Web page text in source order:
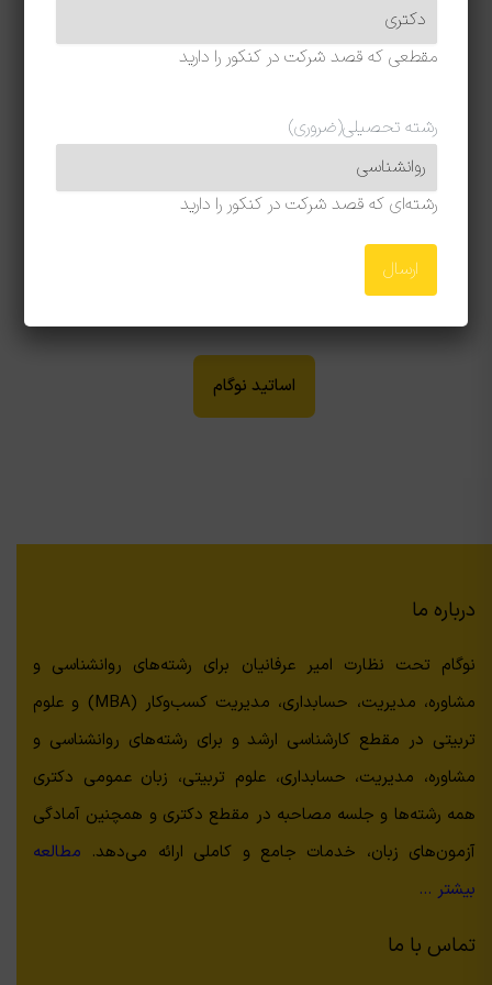
بهترین اساتید و مشاوران برای ارائه خدماتی خاص همکاری
اساتید نوگام
درباره ما
نوگام تحت نظارت امیر عرفانیان برای رشته‌های روانشناسی و
مشاوره، مدیریت، حسابداری، مدیریت کسب‌وکار (MBA) و علوم
تربیتی در مقطع کارشناسی ارشد و برای رشته‌های روانشناسی و
مشاوره، مدیریت، حسابداری، علوم تربیتی، زبان عمومی دکتری
همه رشته‌ها و جلسه مصاحبه در مقطع دکتری و همچنین آمادگی
آزمون‌های زبان، خدمات جامع و کاملی ارائه می‌دهد. مطالعه
بیشتر …
تماس با ما
مقطعی که قصد شرکت در کنکور را دارید
رشته تحصیلی(ضروری)
رشته‌ای که قصد شرکت در کنکور را دارید